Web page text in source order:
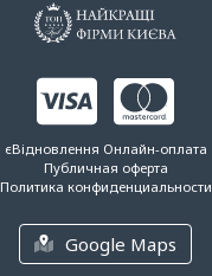
єВідновлення Онлайн-оплата
Публичная оферта
Политика конфиденциальности
Google Maps